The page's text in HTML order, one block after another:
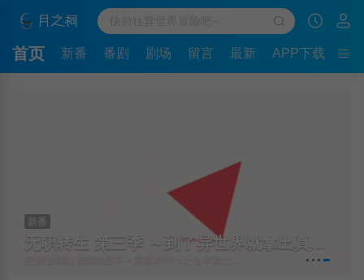
首页 新番 番剧 剧场 留言 最新 APP下载
新番